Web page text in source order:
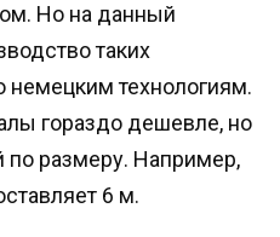
Но на данный
таких
немецким технологиям.
гораздо дешевле, но
по размеру. Например,
6 м.